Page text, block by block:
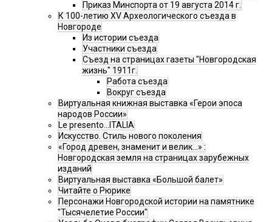
Приказ Минспорта от 19 августа 2014 г.
К 100-летию XV Археологического съезда в
Новгороде
Из истории съезда
Участники съезда
Cъезд на страницах газеты "Новгородская
жизнь" 1911г.
Работа съезда
Вокруг съезда
Виртуальная книжная выставка «Герои эпоса
народов России»
Le presento...ITALIA
Искусство. Стиль нового поколения
«Город древен, знаменит и велик…» :
Новгородская земля на страницах зарубежных
изданий
Виртуальная выставка «Большой балет»
Читайте о Рюрике
Персонажи Новгородской истории на памятнике
"Тысячелетие России"